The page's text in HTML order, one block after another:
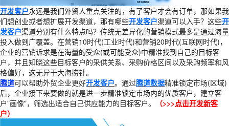
开发客户永远是我们外贸人重点关注的，有了客户才会有订单，那如果我
们想创业或者想扩展开发渠道，那有哪些开发客户渠道可以入手？这些开
发客户渠道分别有什么特点吗？传统无差异化的营销模式最多是通过海量
投入做到广覆盖。在营销10时代(工业时代)和营销20时代(互联网时代)，
企业的营销诉求是在海量的受众(或可能受众)中精准找到自己的目标客
户，并且知晓这些目标客户的采供关系、采购价格区间以及采购频率和风
格偏好，这无异于大海捞针。
腾道可以帮助外贸企业更好开发客户。通过腾道数据精准锁定市场(区域)
后，企业接下来要做的就是进一步精准锁定市场内的优质客户，建立客
户"画像"，筛选出适合自己供应能力的目标客户。
（>>>点击开发新客
户）